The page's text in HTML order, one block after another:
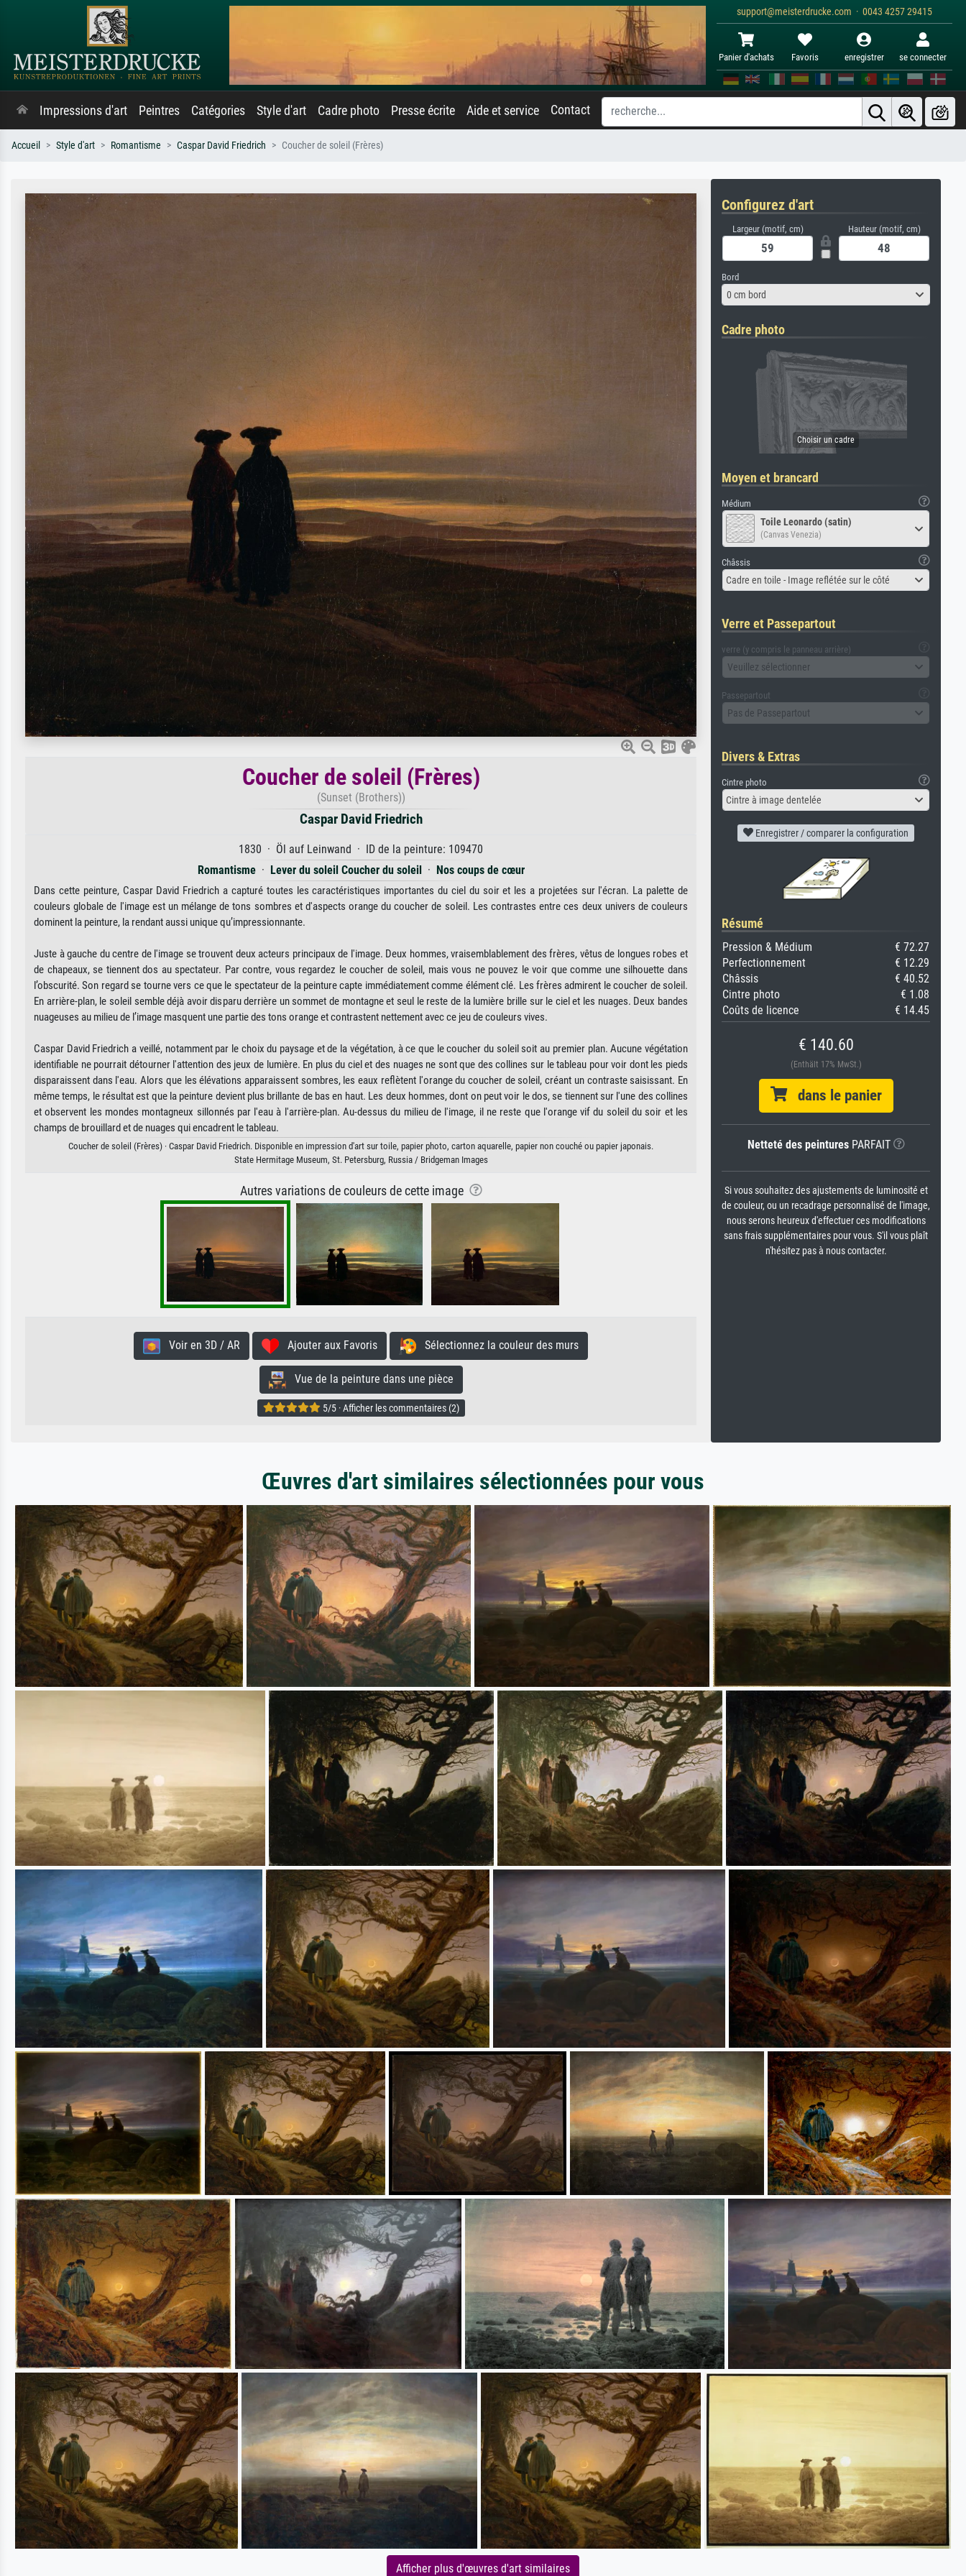
support@meisterdrucke.com · 0043 4257 29415
Panier d'achats Favoris enregistrer se connecter
Impressions d'art Peintres Catégories Style d'art Cadre photo Presse écrite Aide et service Contact
Accueil Style d'art Romantisme Caspar David Friedrich Coucher de soleil (Frères)
Coucher de soleil (Frères)
(Sunset (Brothers))
Caspar David Friedrich
1830 · Öl auf Leinwand · ID de la peinture: 109470
Romantisme· Lever du soleil Coucher du soleil· Nos coups de cœur
Dans cette peinture, Caspar David Friedrich a capturé toutes les caractéristiques importantes du ciel du soir et les a projetées sur l'écran. La palette de
couleurs globale de l'image est un mélange de tons sombres et d'aspects orange du coucher de soleil. Les contrastes entre ces deux univers de couleurs
dominent la peinture, la rendant aussi unique qu’impressionnante.
Juste à gauche du centre de l'image se trouvent deux acteurs principaux de l'image. Deux hommes, vraisemblablement des frères, vêtus de longues robes et
de chapeaux, se tiennent dos au spectateur. Par contre, vous regardez le coucher de soleil, mais vous ne pouvez le voir que comme une silhouette dans
l’obscurité. Son regard se tourne vers ce que le spectateur de la peinture capte immédiatement comme élément clé. Les frères admirent le coucher de soleil.
En arrière-plan, le soleil semble déjà avoir disparu derrière un sommet de montagne et seul le reste de la lumière brille sur le ciel et les nuages. Deux bandes
nuageuses au milieu de l’image masquent une partie des tons orange et contrastent nettement avec ce jeu de couleurs vives.
Caspar David Friedrich a veillé, notamment par le choix du paysage et de la végétation, à ce que le coucher du soleil soit au premier plan. Aucune végétation
identifiable ne pourrait détourner l'attention des jeux de lumière. En plus du ciel et des nuages ne sont que des collines sur le tableau pour voir dont les pieds
disparaissent dans l'eau. Alors que les élévations apparaissent sombres, les eaux reflètent l'orange du coucher de soleil, créant un contraste saisissant. En
même temps, le résultat est que la peinture devient plus brillante de bas en haut. Les deux hommes, dont on peut voir le dos, se tiennent sur l'une des collines
et observent les mondes montagneux sillonnés par l'eau à l'arrière-plan. Au-dessus du milieu de l'image, il ne reste que l'orange vif du soleil du soir et les
champs de brouillard et de nuages qui encadrent le tableau.
Coucher de soleil (Frères) · Caspar David Friedrich. Disponible en impression d'art sur toile, papier photo, carton aquarelle, papier non couché ou papier japonais.
State Hermitage Museum, St. Petersburg, Russia / Bridgeman Images
Autres variations de couleurs de cette image
Voir en 3D / AR Ajouter aux Favoris Sélectionnez la couleur des murs
Vue de la peinture dans une pièce
5/5 · Afficher les commentaires (2)
Configurez d'art
Largeur (motif, cm) Hauteur (motif, cm)
Bord
0 cm bord
Cadre photo
Moyen et brancard
Médium
Toile Leonardo (satin)
(Canvas Venezia)
Châssis
Cadre en toile - Image reflétée sur le côté
Verre et Passepartout
verre (y compris le panneau arrière)
Veuillez sélectionner
Passepartout
Pas de Passepartout
Divers & Extras
Cintre photo
Cintre à image dentelée
Enregistrer / comparer la configuration
Résumé
Pression & Médium
€ 72.27
Perfectionnement
€ 12.29
Châssis
€ 40.52
Cintre photo
€ 1.08
Coûts de licence
€ 14.45
€ 140.60
(Enthält 17% MwSt.)
dans le panier
Netteté des peinturesPARFAIT
Si vous souhaitez des ajustements de luminosité et
de couleur, ou un recadrage personnalisé de l'image,
nous serons heureux d'effectuer ces modifications
sans frais supplémentaires pour vous. S'il vous plaît
n'hésitez pas à nous contacter.
Œuvres d'art similaires sélectionnées pour vous
Afficher plus d'œuvres d'art similaires